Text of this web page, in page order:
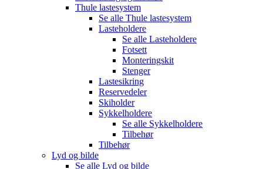
Thule lastesystem
Se alle Thule lastesystem
Lasteholdere
Se alle Lasteholdere
Fotsett
Monteringskit
Stenger
Lastesikring
Reservedeler
Skiholder
Sykkelholdere
Se alle Sykkelholdere
Tilbehør
Tilbehør
Lyd og bilde
Se alle Lyd og bilde